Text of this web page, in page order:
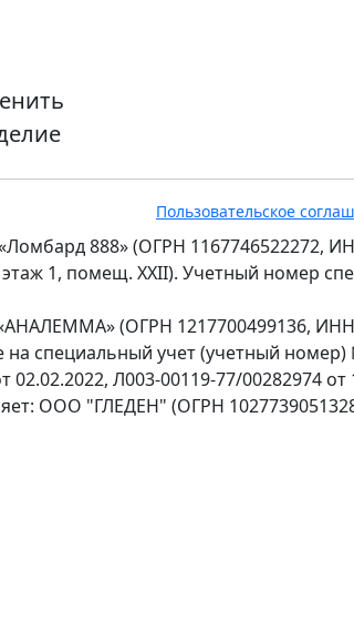
Пользовательское
888» (ОГРН 1167746522272,
1, помещ. XXII). Учетный номер
(ОГРН 1217700499136,
специальный учет (учетный
Л003-00119-77/00282974 от
ООО "ГЛЕДЕН" (ОГРН